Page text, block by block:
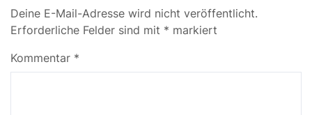
Deine E-Mail-Adresse wird nicht veröffentlicht.
Erforderliche Felder sind mit * markiert
Kommentar *